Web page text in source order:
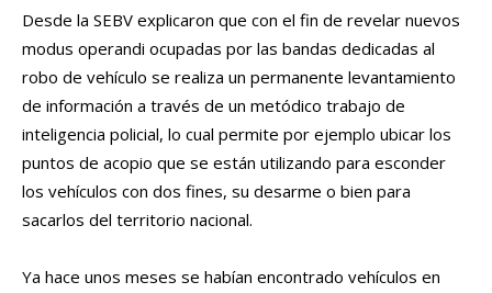
Desde la SEBV explicaron que con el fin de revelar nuevos
modus operandi ocupadas por las bandas dedicadas al
robo de vehículo se realiza un permanente levantamiento
de información a través de un metódico trabajo de
inteligencia policial, lo cual permite por ejemplo ubicar los
puntos de acopio que se están utilizando para esconder
los vehículos con dos fines, su desarme o bien para
sacarlos del territorio nacional.
Ya hace unos meses se habían encontrado vehículos en